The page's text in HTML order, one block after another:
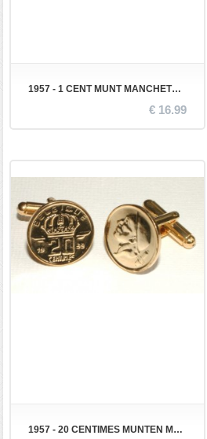
1957 - 1 CENT MUNT MANCHETKNOPEN
€ 16.99
1957 - 20 CENTIMES MUNTEN MANCHETKNOPEN